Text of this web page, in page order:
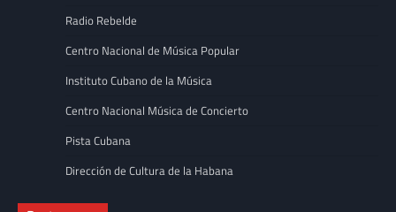
Radio Rebelde
Centro Nacional de Música Popular
Instituto Cubano de la Música
Centro Nacional Música de Concierto
Pista Cubana
Dirección de Cultura de la Habana